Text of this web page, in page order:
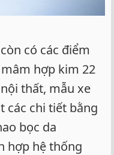
có các điểm
hợp kim 22
thất, mẫu xe
các chi tiết bằng
bọc da
hợp hệ thống